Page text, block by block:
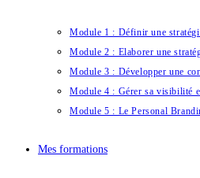
Module 1 : Définir une
Module 2 : Elaborer une
Module 3 : Développer une
Module 4 : Gérer sa visibilité
Module 5 : Le Personal
Mes formations